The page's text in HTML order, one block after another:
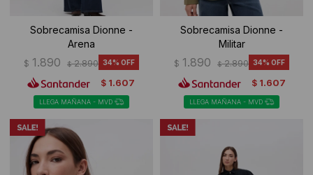
Sobrecamisa Dionne -
Arena
$ 1.890 $ 2.890 34
$ 1.607
LLEGA MAÑANA - MVD
Sobrecamisa Dionne -
Militar
$ 1.890 $ 2.890 34
$ 1.607
LLEGA MAÑANA - MVD